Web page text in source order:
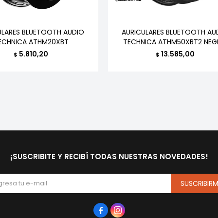
BLUETOOTH AUDIO
ATHM20XBT
$ 5.810,20
AURICULARES BLUETOOTH
TECHNICA ATHM50XBT2
$ 13.585,00
¡SUSCRIBITE Y RECIBÍ TODAS NUESTRAS NOVEDADES!
 